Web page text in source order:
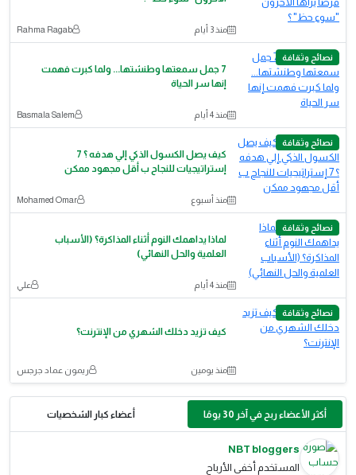
منذ 3 أيام Rahma Ragab
نصائح وثقافة
7 جمل سمعتها وطنشتها... ولما كبرت فهمت
إنها سر الحياة
منذ 4 أيام Basmala Salem
نصائح وثقافة
كيف يصل الكسول الذكي إلي هدفه ؟ 7
إستراتيجيات للنجاح ب أقل مجهود ممكن
منذ أسبوع ‪Mohamed Omar‬‏
نصائح وثقافة
لماذا يداهمك النوم أثناء المذاكرة؟ (الأسباب
العلمية والحل النهائي)
منذ 4 أيام علي
نصائح وثقافة
كيف تزيد دخلك الشهري من الإنترنت؟
منذ يومين ريمون عماد جرجس
أكثر الأعضاء ربح في آخر 30 يومًا أعضاء كبار الشخصيات
NBT bloggers
المستخدم أخفى الأرباح